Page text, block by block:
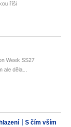
říši
Week SS27
děla...
S čím vším